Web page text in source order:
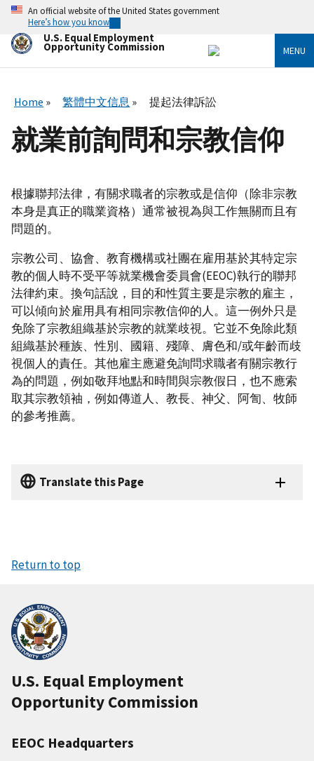
Skip
main
content
An official website of the United States government
Here’s how you know
U.S. Equal Employment
Opportunity Commission MENU
Home 繁體中文信息 提起法律訴訟
就業前詢問和宗教信仰
根據聯邦法律，有關求職者的宗教或是信仰（除非宗教
本身是真正的職業資格）通常被視為與工作無關而且有
問題的。
宗教公司、協會、教育機構或社團在雇用基於其特定宗
教的個人時不受平等就業機會委員會(EEOC)執行的聯邦
法律約束。換句話說，目的和性質主要是宗教的雇主，
可以傾向於雇用具有相同宗教信仰的人。這一例外只是
免除了宗教組織基於宗教的就業歧視。它並不免除此類
組織基於種族、性別、國籍、殘障、膚色和/或年齡而歧
視個人的責任。其他雇主應避免詢問求職者有關宗教行
為的問題，例如敬拜地點和時間與宗教假日，也不應索
取其宗教領袖，例如傳道人、教長、神父、阿訇、牧師
的參考推薦。
Translate this Page
Return to top
U.S. Equal Employment
Opportunity Commission
EEOC Headquarters